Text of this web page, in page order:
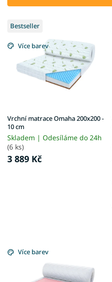
d
k
V
ý
p
i
u
k
t
ů
Bestseller
Více barev
Vrchní matrace Omaha 200x200 -
10 cm
Skladem | Odesíláme do 24h
(6 ks)
3 889 Kč
Více barev